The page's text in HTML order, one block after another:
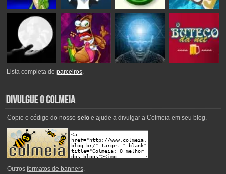
Lista completa deparceiros.
Copie o código do nosso seloe ajude a divulgar a Colmeia em seu blog.
Outros formatos de banners.